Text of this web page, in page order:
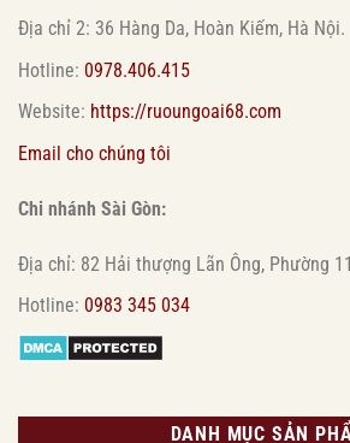
Địa chỉ 2: 36 Hàng Da, Hoàn Kiếm, Hà Nội.
Hotline: 0978.406.415
Website: https://ruoungoai68.com
Email cho chúng tôi
Chi nhánh Sài Gòn:
Địa chỉ: 82 Hải thượng Lãn Ông, Phường
Hotline: 0983 345 034
DANH MỤC SẢN